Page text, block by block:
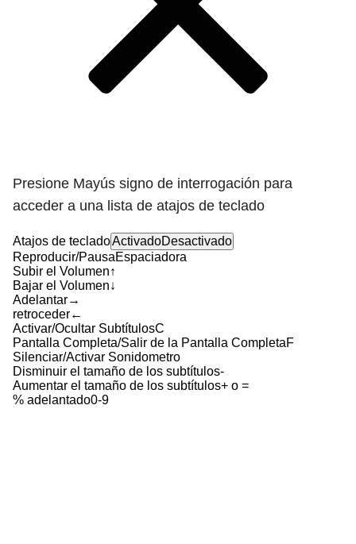
Presione Mayús signo de interrogación para
acceder a una lista de atajos de teclado
Atajos de tecladoActivadoDesactivado
Reproducir/PausaEspaciadora
Subir el Volumen↑
Bajar el Volumen↓
Adelantar→
retroceder←
Activar/Ocultar SubtítulosC
Pantalla Completa/Salir de la Pantalla CompletaF
Silenciar/Activar Sonidometro
Disminuir el tamaño de los subtítulos-
Aumentar el tamaño de los subtítulos+ o =
% adelantado0-9